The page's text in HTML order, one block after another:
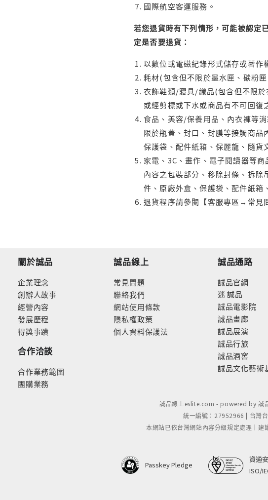
國際航空客運服務。
若您退貨時有下列情形，可能被認定
定是否要退貨：
以數位或電磁紀錄形式儲存或著作
耗材(包含但不限於墨水匣、碳粉
衣飾鞋類/寢具/織品(包含但不限
或經剪標或下水或商品有不可回復
食品、美容/保養用品、內衣褲等
限於瓶蓋、封口、封膜等接觸商
保護袋、配件紙箱、保麗龍、隨貨
家電、3C、畫作、電子閱讀器等
內容之包裝部分、移除封條、拆
件、原廠外盒、保護袋、配件紙箱
退貨程序請參閱【客服專區→常見
關於誠品
企業理念
創辦人故事
經營內容
發展歷程
得獎事蹟
合作洽談
合作業務範圍
團購業務
誠品線上
常見問題
聯絡我們
網站使用條款
隱私權政策
個人資料保護法
誠品通路
誠品官網
迷 誠品
誠品電影院
誠品畫廊
誠品展演
誠品行旅
誠品酒窖
誠品文化藝術
誠品線上eslite.com - powered by 誠
統一編號：27952966 | 台灣
本網站已依台灣網站內容分級規定處理｜
Passkey Pledge
資通
ISO/